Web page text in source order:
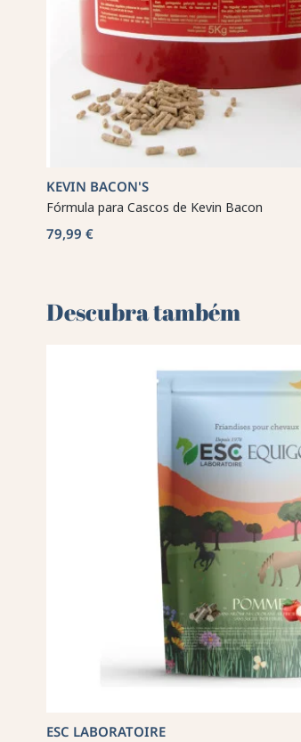
KEVIN BACON'S
Fórmula para Cascos de Kevin Bacon
79,99 €
Descubra também 🌻
ESC LABORATOIRE